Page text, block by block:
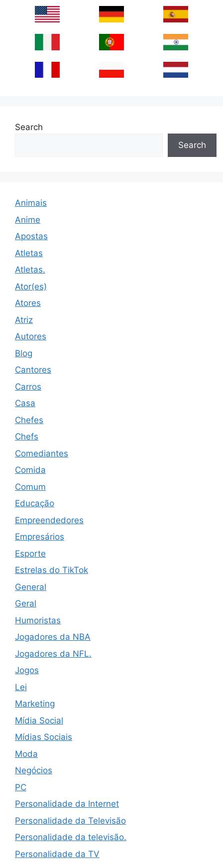
Search
Search
Animais
Anime
Apostas
Atletas
Atletas.
Ator(es)
Atores
Atriz
Autores
Blog
Cantores
Carros
Casa
Chefes
Chefs
Comediantes
Comida
Comum
Educação
Empreendedores
Empresários
Esporte
Estrelas do TikTok
General
Geral
Humoristas
Jogadores da NBA
Jogadores da NFL.
Jogos
Lei
Marketing
Mídia Social
Mídias Sociais
Moda
Negócios
PC
Personalidade da Internet
Personalidade da Televisão
Personalidade da televisão.
Personalidade da TV